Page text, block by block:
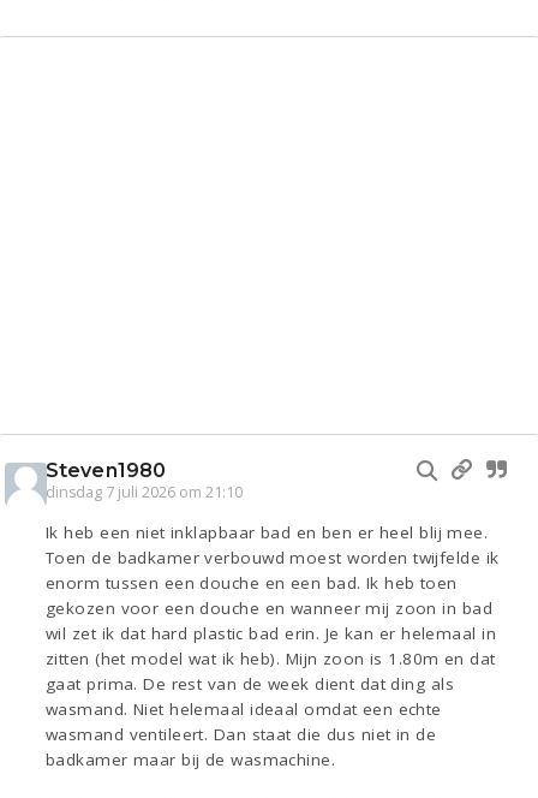
Steven1980
dinsdag 7 juli 2026 om 21:10
Ik heb een niet inklapbaar bad en ben er heel blij mee.
Toen de badkamer verbouwd moest worden twijfelde ik
enorm tussen een douche en een bad. Ik heb toen
gekozen voor een douche en wanneer mij zoon in bad
wil zet ik dat hard plastic bad erin. Je kan er helemaal in
zitten (het model wat ik heb). Mijn zoon is 1.80m en dat
gaat prima. De rest van de week dient dat ding als
wasmand. Niet helemaal ideaal omdat een echte
wasmand ventileert. Dan staat die dus niet in de
badkamer maar bij de wasmachine.